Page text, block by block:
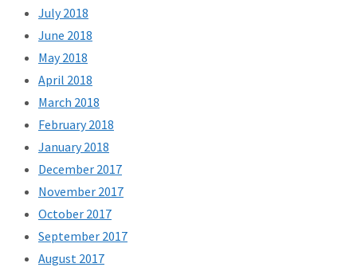
July 2018
June 2018
May 2018
April 2018
March 2018
February 2018
January 2018
December 2017
November 2017
October 2017
September 2017
August 2017